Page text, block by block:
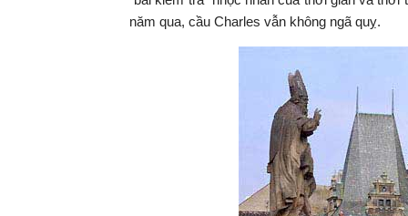
năm qua, cầu Charles vẫn không ngã quỵ.